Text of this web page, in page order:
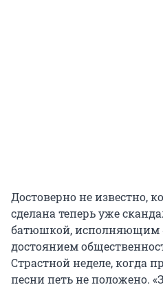
Достоверно не известно,
сделана теперь уже
батюшкой, исполняющим
достоянием
Страстной неделе, когда
песни петь не положено.